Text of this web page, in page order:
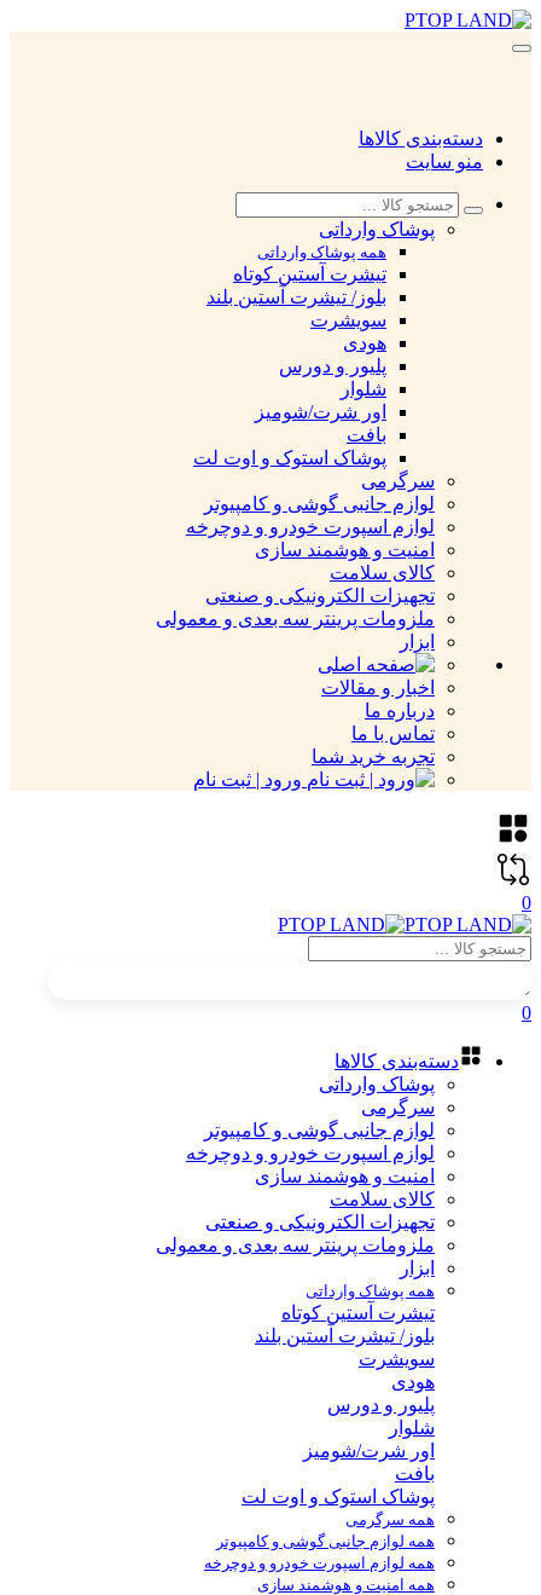
دسته‌بندی کالاها
منو سایت
پوشاک وارداتی
همه پوشاک وارداتی
تیشرت آستین کوتاه
بلوز/ تیشرت آستین بلند
سویشرت
هودی
پلیور و دورس
شلوار
اور شرت/شومیز
بافت
پوشاک استوک و اوت لت
سرگرمی
لوازم جانبی گوشی و کامپیوتر
لوازم اسپورت خودرو و دوچرخه
امنیت و هوشمند سازی
کالای سلامت
تجهیزات الکترونیکی و صنعتی
ملزومات پرینتر سه بعدی و معمولی
ابزار
اخبار و مقالات
درباره ما
تماس با ما
تجربه خرید شما
ورود | ثبت نام
0
0
دسته‌بندی کالاها
پوشاک وارداتی
سرگرمی
لوازم جانبی گوشی و کامپیوتر
لوازم اسپورت خودرو و دوچرخه
امنیت و هوشمند سازی
کالای سلامت
تجهیزات الکترونیکی و صنعتی
ملزومات پرینتر سه بعدی و معمولی
ابزار
همه پوشاک وارداتی
تیشرت آستین کوتاه
بلوز/ تیشرت آستین بلند
سویشرت
هودی
پلیور و دورس
شلوار
اور شرت/شومیز
بافت
پوشاک استوک و اوت لت
همه سرگرمی
همه لوازم جانبی گوشی و کامپیوتر
همه لوازم اسپورت خودرو و دوچرخه
همه امنیت و هوشمند سازی